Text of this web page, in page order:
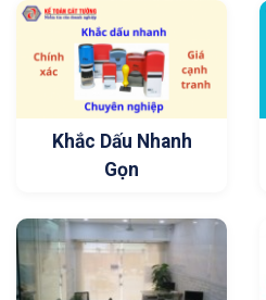
Khắc Dấu Nhanh
Gọn